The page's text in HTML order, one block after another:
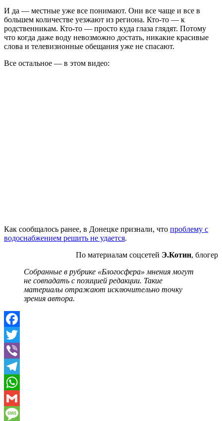
И да — местные уже все понимают. Они все чаще и все в
большем количестве уезжают из региона. Кто-то — к
родственникам. Кто-то — просто куда глаза глядят. Потому
что когда даже воду невозможно достать, никакие красивые
слова и телевизионные обещания уже не спасают.
Все остальное — в этом видео:
Как сообщалось ранее, в Донецке признали, что проблему с
водоснабжением решить не удается.
По материалам соцсетей Э.Котин, блогер
Собранные в рубрике «Блогосфера» мнения могут
не совпадать с позицией редакции. Такие
материалы отражают исключительно точку
зрения автора.
Facebook
Twitter
Viber
Telegram
WhatsApp
Gmail